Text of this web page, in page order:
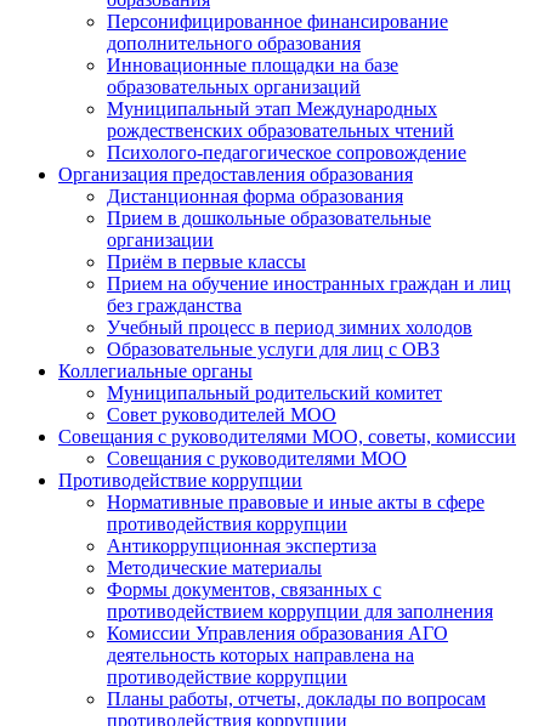
Персонифицированное финансирование
дополнительного образования
Инновационные площадки на базе
образовательных организаций
Муниципальный этап Международных
рождественских образовательных чтений
Психолого-педагогическое сопровождение
Организация предоставления образования
Дистанционная форма образования
Прием в дошкольные образовательные
организации
Приём в первые классы
Прием на обучение иностранных граждан и лиц
без гражданства
Учебный процесс в период зимних холодов
Образовательные услуги для лиц с ОВЗ
Коллегиальные органы
Муниципальный родительский комитет
Совет руководителей МОО
Совещания с руководителями МОО, советы, комиссии
Совещания с руководителями МОО
Противодействие коррупции
Нормативные правовые и иные акты в сфере
противодействия коррупции
Антикоррупционная экспертиза
Методические материалы
Формы документов, связанных с
противодействием коррупции для заполнения
Комиссии Управления образования АГО
деятельность которых направлена на
противодействие коррупции
Планы работы, отчеты, доклады по вопросам
противодействия коррупции